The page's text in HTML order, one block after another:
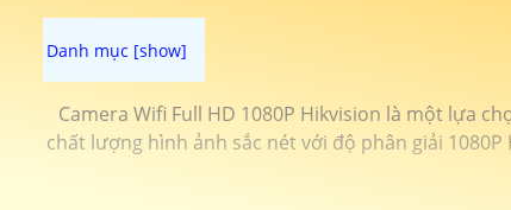
Camera Wifi Full HD 1080P Hikvision là một lựa
chất lượng hình ảnh sắc nét với độ phân giải